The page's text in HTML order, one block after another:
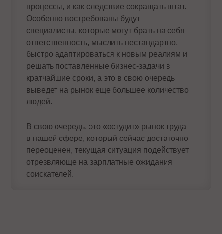
процессы, и как следствие сокращать штат.
Особенно востребованы будут
специалисты, которые могут брать на себя
ответственность, мыслить нестандартно,
быстро адаптироваться к новым реалиям и
решать поставленные бизнес-задачи в
кратчайшие сроки, а это в свою очередь
выведет на рынок еще большее количество
людей.
В свою очередь, это «остудит» рынок труда
в нашей сфере, который сейчас достаточно
переоценен, текущая ситуация подействует
отрезвляюще на зарплатные ожидания
соискателей.